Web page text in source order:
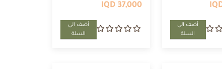
أضف الى
السلة
37,000 IQD
أضف الى
السلة